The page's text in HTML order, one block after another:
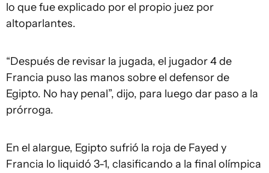
lo que fue explicado por el propio juez por
altoparlantes.
“Después de revisar la jugada, el jugador 4 de
Francia puso las manos sobre el defensor de
Egipto. No hay penal”, dijo, para luego dar paso a la
prórroga.
En el alargue, Egipto sufrió la roja de Fayed y
Francia lo liquidó 3-1, clasificando a la final olímpica